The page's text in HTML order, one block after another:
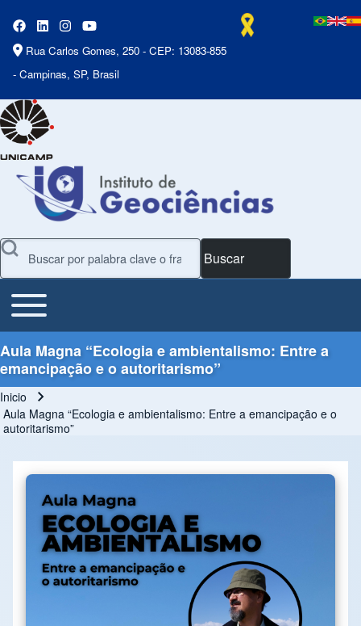
Rua Carlos Gomes, 250 - CEP: 13083-855
- Campinas, SP, Brasil
Buscar
Main Menu
Toggle main menu
Aula Magna “Ecologia e ambientalismo: Entre a
emancipação e o autoritarismo”
Ruta de navegación
Inicio
Aula Magna “Ecologia e ambientalismo: Entre a emancipação e o
autoritarismo”